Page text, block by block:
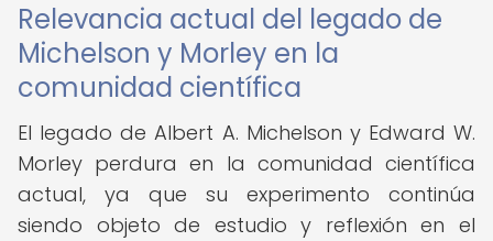
Relevancia actual del legado de
Michelson y Morley en la
comunidad científica
El legado de Albert A. Michelson y Edward W.
Morley perdura en la comunidad científica
actual, ya que su experimento continúa
siendo objeto de estudio y reflexión en el